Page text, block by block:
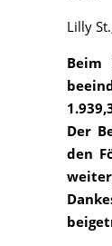
Lilly
Beim
Der
den